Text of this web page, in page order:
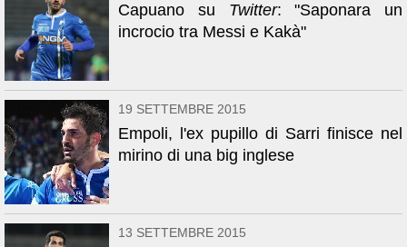
Capuano su Twitter: "Saponara un
incrocio tra Messi e Kakà"
19 SETTEMBRE 2015
Empoli, l'ex pupillo di Sarri finisce nel
mirino di una big inglese
13 SETTEMBRE 2015